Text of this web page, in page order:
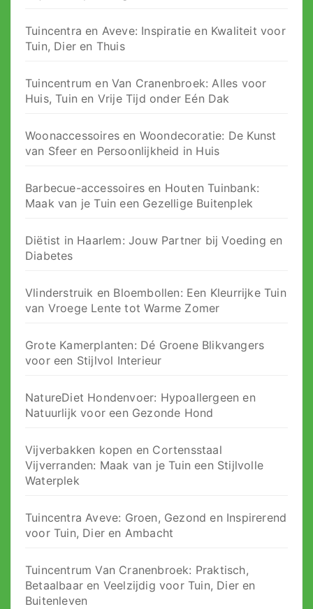
Tuincentra en Aveve: Inspiratie en Kwaliteit voor
Tuin, Dier en Thuis
Tuincentrum en Van Cranenbroek: Alles voor
Huis, Tuin en Vrije Tijd onder Eén Dak
Woonaccessoires en Woondecoratie: De Kunst
van Sfeer en Persoonlijkheid in Huis
Barbecue-accessoires en Houten Tuinbank:
Maak van je Tuin een Gezellige Buitenplek
Diëtist in Haarlem: Jouw Partner bij Voeding en
Diabetes
Vlinderstruik en Bloembollen: Een Kleurrijke Tuin
van Vroege Lente tot Warme Zomer
Grote Kamerplanten: Dé Groene Blikvangers
voor een Stijlvol Interieur
NatureDiet Hondenvoer: Hypoallergeen en
Natuurlijk voor een Gezonde Hond
Vijverbakken kopen en Cortensstaal
Vijverranden: Maak van je Tuin een Stijlvolle
Waterplek
Tuincentra Aveve: Groen, Gezond en Inspirerend
voor Tuin, Dier en Ambacht
Tuincentrum Van Cranenbroek: Praktisch,
Betaalbaar en Veelzijdig voor Tuin, Dier en
Buitenleven